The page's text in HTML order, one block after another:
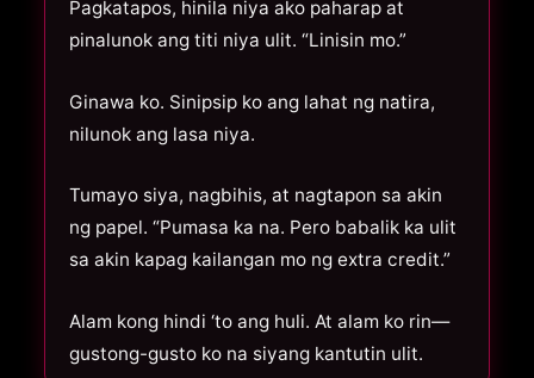
Pagkatapos, hinila niya ako paharap at
pinalunok ang titi niya ulit. “Linisin mo.”
Ginawa ko. Sinipsip ko ang lahat ng natira,
nilunok ang lasa niya.
Tumayo siya, nagbihis, at nagtapon sa akin
ng papel. “Pumasa ka na. Pero babalik ka ulit
sa akin kapag kailangan mo ng extra credit.”
Alam kong hindi ‘to ang huli. At alam ko rin—
gustong-gusto ko na siyang kantutin ulit.